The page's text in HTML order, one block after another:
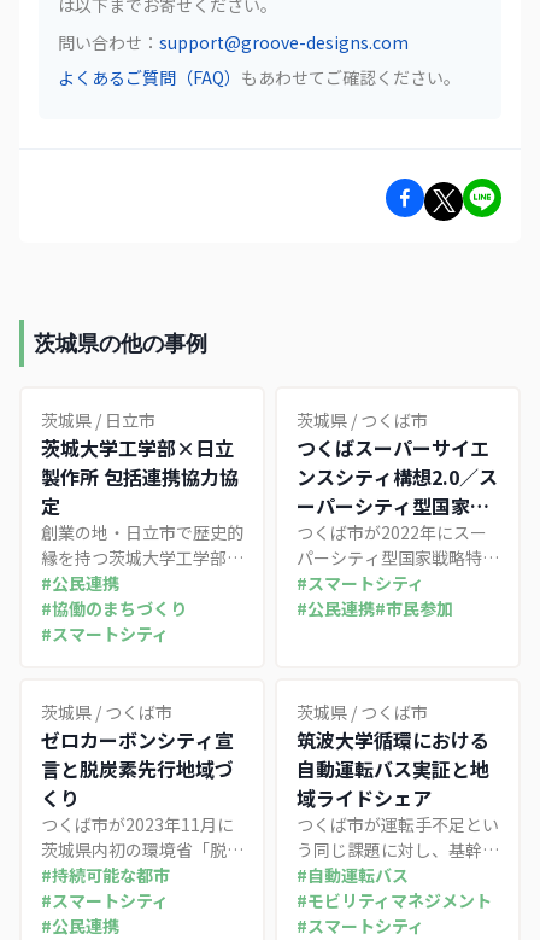
は以下までお寄せください。
問い合わせ： support@groove-designs.com
よくあるご質問（FAQ） もあわせてご確認ください。
茨城県の他の事例
茨城県 / 日立市
茨城大学工学部×日立
製作所 包括連携協力協
定
創業の地・日立市で歴史的
縁を持つ茨城大学工学部と
日立製作所が2025年7月に
締結した、両者初の包括連
携協定。理工系人材の地域
企業によるスマートシティ
共創プロジェクトと連動す
る産学連携の事例。
#公民連携
#協働のまちづくり
#スマートシティ
茨城県 / つくば市
つくばスーパーサイエ
ンスシティ構想2.0／ス
ーパーシティ型国家戦
略特区
つくば市が2022年にスー
パーシティ型国家戦略特区
の指定を受け、産学官の協
議会と都市OSを土台に、
想。2025年には「実証か
ら実装へ」とフェーズアッ
プした構想2.0を掲げる一
方、看板事業だったインタ
ーネット投票が国の制度の
壁で足踏みするなど、社会
実装の難しさも浮き彫りに
した事例。
#スマートシティ
#公民連携#市民参加
茨城県 / つくば市
ゼロカーボンシティ宣
言と脱炭素先行地域づ
くり
つくば市が2023年11月に
茨城県内初の環境省「脱炭
素先行地域」に選定された
事例。TXつくば駅周辺の
中心市街地を対象に、研究
#持続可能な都市
#スマートシティ
#公民連携
茨城県 / つくば市
筑波大学循環における
自動運転バス実証と地
域ライドシェア
つくば市が運転手不足とい
う同じ課題に対し、基幹路
線「筑波大学循環」へのレ
ベル2自動運転バス実証
（2027年度レベル4目標）
#自動運転バス
#モビリティマネジメント
#スマートシティ